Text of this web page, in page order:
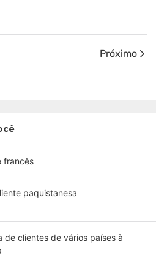
Próximo
francês
paquistanesa
de clientes de vários países à